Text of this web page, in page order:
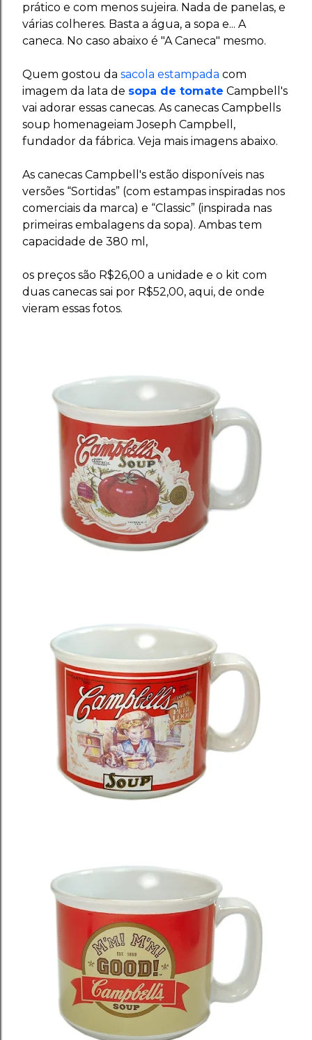
prático e com menos sujeira. Nada de panelas, e
várias colheres. Basta a água, a sopa e... A
caneca. No caso abaixo é "A Caneca" mesmo.
Quem gostou da sacola estampada com
imagem da lata de sopa de tomate Campbell's
vai adorar essas canecas. As canecas Campbells
soup homenageiam Joseph Campbell,
fundador da fábrica. Veja mais imagens abaixo.
As canecas Campbell's estão disponíveis nas
versões “Sortidas” (com estampas inspiradas nos
comerciais da marca) e “Classic” (inspirada nas
primeiras embalagens da sopa). Ambas tem
capacidade de 380 ml,
os preços são R$26,00 a unidade e o kit com
duas canecas sai por R$52,00, aqui, de onde
vieram essas fotos.